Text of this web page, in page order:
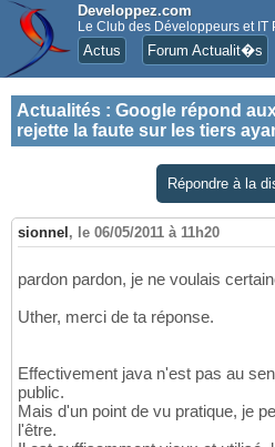
Developpez.com
Le Club des Développeurs et IT
Actus Forum Actualit�s
Actualités : Google répond
rejette la faute sur les tiers
Répondre à la
sionnel , le 06/05/2011 à 11h20
pardon pardon, je ne voulais
Uther, merci de ta réponse.
Effectivement java n'est pas au
public.
Mais d'un point de vu pratique, je
l'être.